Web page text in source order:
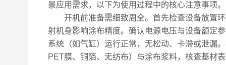
景应用需求，以下为使用过程中的核心注意事项。
开机前准备需细致周全。首先检查设备放置环
射机身影响涂布精度。确认电源电压与设备额定
系统（如气缸）运行正常，无松动、卡滞或泄漏
PET膜、铜箔、无纺布）与涂布浆料，核查基材